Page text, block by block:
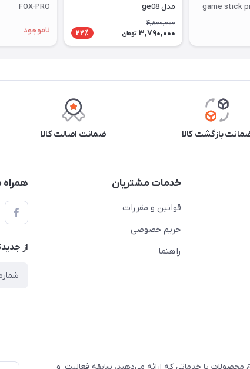
مدل ge08
4,800,000
3,790,000 تومان 22٪
FOX-PRO
ناموجود
بازگشت کالا ضمانت اصالت کالا
خدمات مشتریان
قوانین و مقررات
حریم خصوصی
راهنما
همراه
از